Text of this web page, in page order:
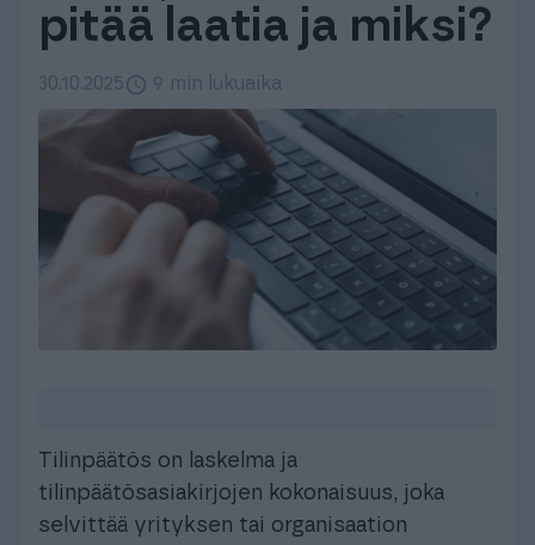
Tilaa Procountor
Kokeile maksutta
pitää laatia ja miksi?
30.10.2025 9 min lukuaika
Tilinpäätös on laskelma ja
tilinpäätösasiakirjojen kokonaisuus, joka
selvittää yrityksen tai organisaation